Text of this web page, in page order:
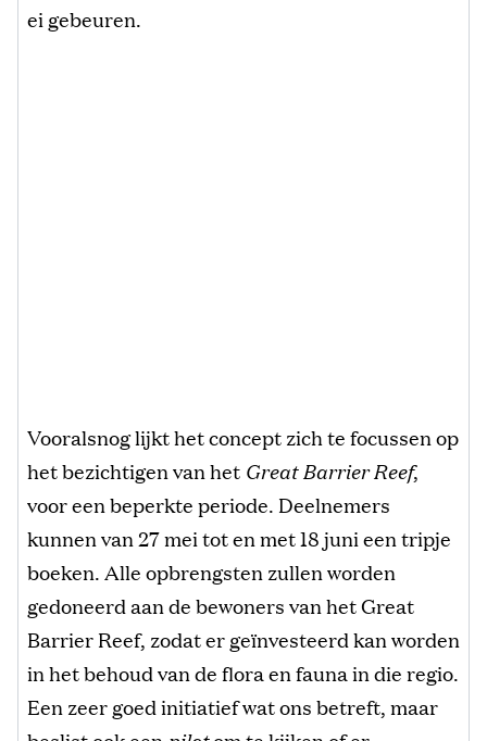
ei gebeuren.
Vooralsnog lijkt het concept zich te focussen op
het bezichtigen van het Great Barrier Reef,
voor een beperkte periode. Deelnemers
kunnen van 27 mei tot en met 18 juni een tripje
boeken. Alle opbrengsten zullen worden
gedoneerd aan de bewoners van het Great
Barrier Reef, zodat er geïnvesteerd kan worden
in het behoud van de flora en fauna in die regio.
Een zeer goed initiatief wat ons betreft, maar